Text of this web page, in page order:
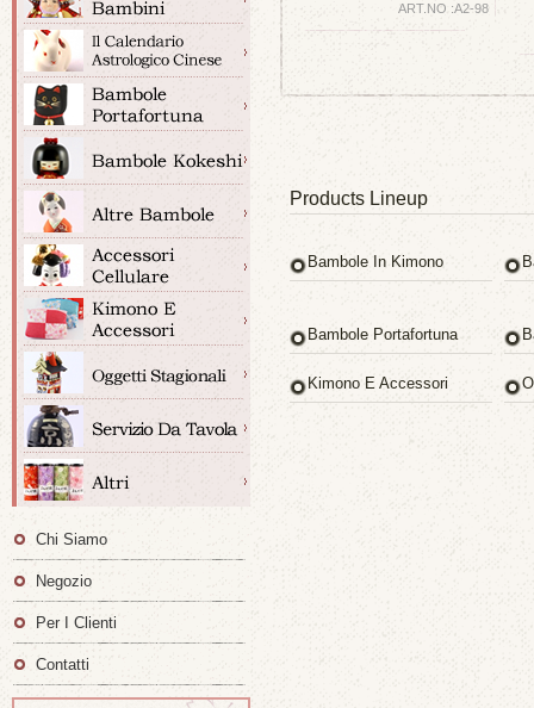
ART.NO :A2-98
Products Lineup
Bambole In Kimono
Bambole Portafortuna
Kimono E Accessori
Chi Siamo
Negozio
Per I Clienti
Contatti